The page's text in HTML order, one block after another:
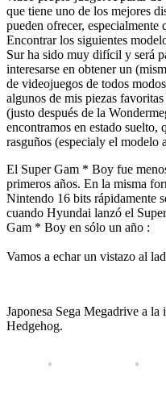
que tiene uno de los mejores
pueden ofrecer,
Encontrar los siguientes
Sur ha sido muy difícil y será
interesarse en obtener un
de videojuegos de todos
algunos de mis piezas
(justo después de la
encontramos en estado suelto,
rasguños (especialy el modelo
El Super Gam * Boy fue
primeros años. En la misma
Nintendo 16 bits rápidamente
cuando Hyundai lanzó el
Gam * Boy en sólo un año :
Vamos a echar un vistazo al
Japonesa Sega Megadrive a
Hedgehog.